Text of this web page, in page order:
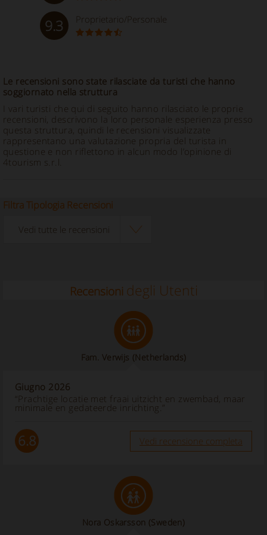
9.3 Proprietario/Personale
Le recensioni sono state rilasciate da turisti che hanno
soggiornato nella struttura
I vari turisti che qui di seguito hanno rilasciato le proprie
recensioni, descrivono la loro personale esperienza presso
questa struttura, quindi le recensioni visualizzate
rappresentano una valutazione propria del turista in
questione e non riflettono in alcun modo l’opinione di
4tourism s.r.l.
Filtra Tipologia Recensioni
Recensioni degli Utenti
Fam. Verwijs (Netherlands)
Giugno 2026
“Prachtige locatie met fraai uitzicht en zwembad, maar
minimale en gedateerde inrichting.”
6.8 Vedi recensione completa
Nora Oskarsson (Sweden)